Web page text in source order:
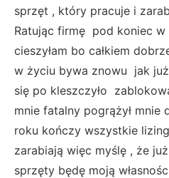
sprzęt , który pracuje i
Ratując firmę pod koniec
cieszyłam bo całkiem
w życiu bywa znowu jak
się po kleszczyło
mnie fatalny pogrążył mnie
roku kończy wszystkie
zarabiają więc myślę , że
sprzęty będę moją